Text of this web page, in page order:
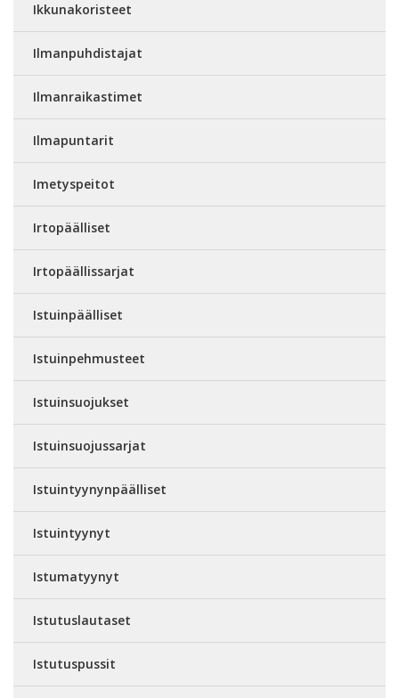
Ikkunakoristeet
Ilmanpuhdistajat
Ilmanraikastimet
Ilmapuntarit
Imetyspeitot
Irtopäälliset
Irtopäällissarjat
Istuinpäälliset
Istuinpehmusteet
Istuinsuojukset
Istuinsuojussarjat
Istuintyynynpäälliset
Istuintyynyt
Istumatyynyt
Istutuslautaset
Istutuspussit